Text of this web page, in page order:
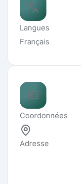
Langues
Français
Coordonnées
Adresse